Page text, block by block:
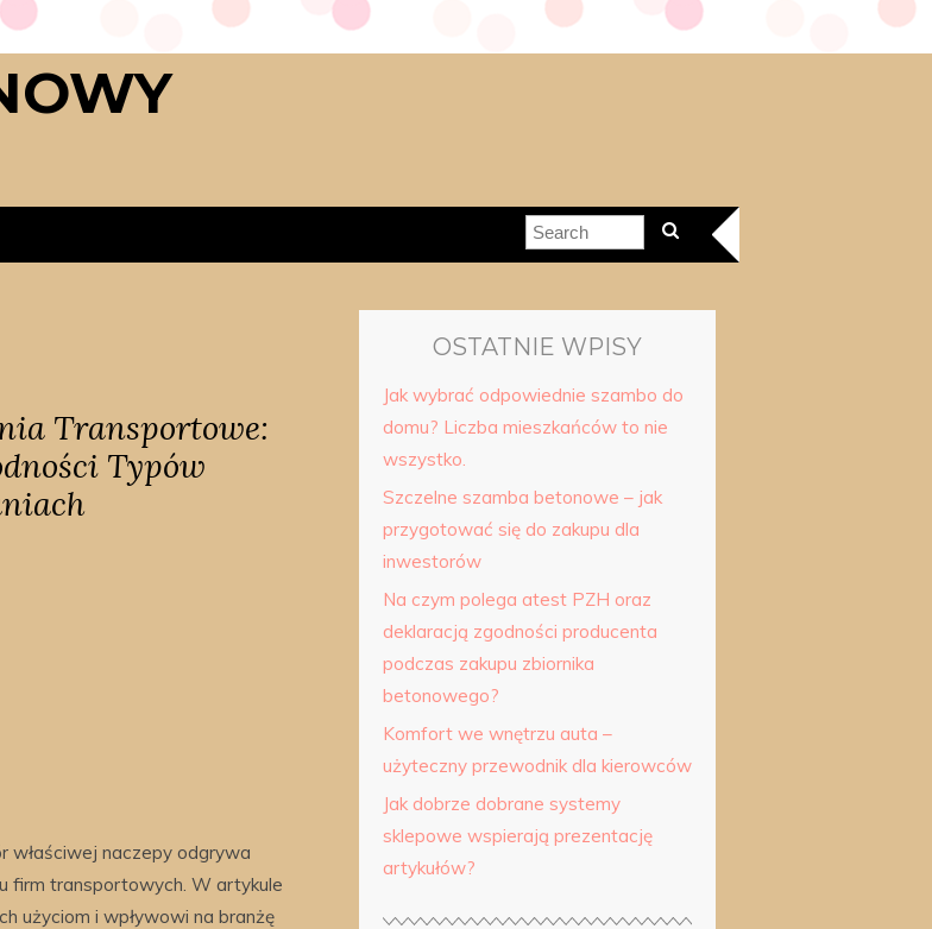
Transportowe:
Typów
właściwej naczepy odgrywa
firm transportowych. W artykule
użyciom i wpływowi na branżę
OSTATNIE WPISY
Jak wybrać odpowiednie szambo do
domu? Liczba mieszkańców to nie
wszystko.
Szczelne szamba betonowe – jak
przygotować się do zakupu dla
inwestorów
Na czym polega atest PZH oraz
deklaracją zgodności producenta
podczas zakupu zbiornika
betonowego?
Komfort we wnętrzu auta –
użyteczny przewodnik dla kierowców
Jak dobrze dobrane systemy
sklepowe wspierają prezentację
artykułów?